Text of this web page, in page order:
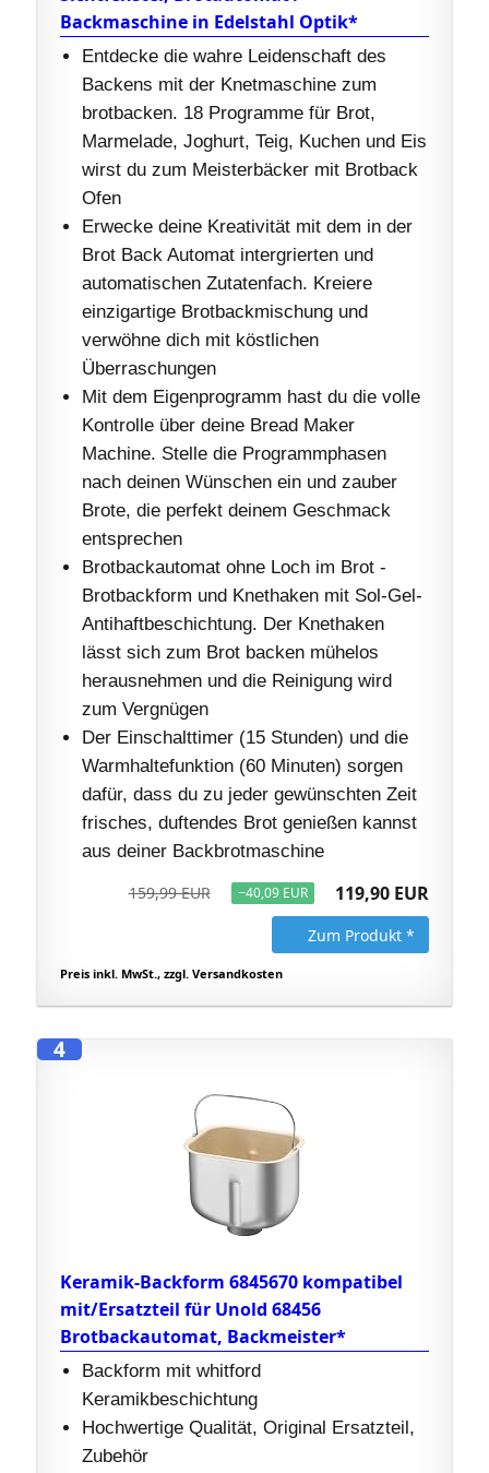
Backmaschine in Edelstahl Optik*
Entdecke die wahre Leidenschaft des
Backens mit der Knetmaschine zum
brotbacken. 18 Programme für Brot,
Marmelade, Joghurt, Teig, Kuchen und Eis
wirst du zum Meisterbäcker mit Brotback
Ofen
Erwecke deine Kreativität mit dem in der
Brot Back Automat intergrierten und
automatischen Zutatenfach. Kreiere
einzigartige Brotbackmischung und
verwöhne dich mit köstlichen
Überraschungen
Mit dem Eigenprogramm hast du die volle
Kontrolle über deine Bread Maker
Machine. Stelle die Programmphasen
nach deinen Wünschen ein und zauber
Brote, die perfekt deinem Geschmack
entsprechen
Brotbackautomat ohne Loch im Brot -
Brotbackform und Knethaken mit Sol-Gel-
Antihaftbeschichtung. Der Knethaken
lässt sich zum Brot backen mühelos
herausnehmen und die Reinigung wird
zum Vergnügen
Der Einschalttimer (15 Stunden) und die
Warmhaltefunktion (60 Minuten) sorgen
dafür, dass du zu jeder gewünschten Zeit
frisches, duftendes Brot genießen kannst
aus deiner Backbrotmaschine
159,99 EUR −40,09 EUR 119,90 EUR
Zum Produkt *
Preis inkl. MwSt., zzgl. Versandkosten
4
Keramik-Backform 6845670 kompatibel
mit/Ersatzteil für Unold 68456
Brotbackautomat, Backmeister*
Backform mit whitford
Keramikbeschichtung
Hochwertige Qualität, Original Ersatzteil,
Zubehör